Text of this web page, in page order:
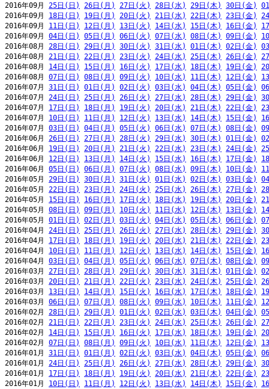
2016年09月 25日(日) 26日(月) 27日(火) 28日(水) 29日(木) 30日(金)
2016年09月 18日(日) 19日(月) 20日(火) 21日(水) 22日(木) 23日(金)
2016年09月 11日(日) 12日(月) 13日(火) 14日(水) 15日(木) 16日(金)
2016年09月 04日(日) 05日(月) 06日(火) 07日(水) 08日(木) 09日(金)
2016年08月 28日(日) 29日(月) 30日(火) 31日(水) 01日(木) 02日(金)
2016年08月 21日(日) 22日(月) 23日(火) 24日(水) 25日(木) 26日(金)
2016年08月 14日(日) 15日(月) 16日(火) 17日(水) 18日(木) 19日(金)
2016年08月 07日(日) 08日(月) 09日(火) 10日(水) 11日(木) 12日(金)
2016年07月 31日(日) 01日(月) 02日(火) 03日(水) 04日(木) 05日(金)
2016年07月 24日(日) 25日(月) 26日(火) 27日(水) 28日(木) 29日(金)
2016年07月 17日(日) 18日(月) 19日(火) 20日(水) 21日(木) 22日(金)
2016年07月 10日(日) 11日(月) 12日(火) 13日(水) 14日(木) 15日(金)
2016年07月 03日(日) 04日(月) 05日(火) 06日(水) 07日(木) 08日(金)
2016年06月 26日(日) 27日(月) 28日(火) 29日(水) 30日(木) 01日(金)
2016年06月 19日(日) 20日(月) 21日(火) 22日(水) 23日(木) 24日(金)
2016年06月 12日(日) 13日(月) 14日(火) 15日(水) 16日(木) 17日(金)
2016年06月 05日(日) 06日(月) 07日(火) 08日(水) 09日(木) 10日(金)
2016年05月 29日(日) 30日(月) 31日(火) 01日(水) 02日(木) 03日(金)
2016年05月 22日(日) 23日(月) 24日(火) 25日(水) 26日(木) 27日(金)
2016年05月 15日(日) 16日(月) 17日(火) 18日(水) 19日(木) 20日(金)
2016年05月 08日(日) 09日(月) 10日(火) 11日(水) 12日(木) 13日(金)
2016年05月 01日(日) 02日(月) 03日(火) 04日(水) 05日(木) 06日(金)
2016年04月 24日(日) 25日(月) 26日(火) 27日(水) 28日(木) 29日(金)
2016年04月 17日(日) 18日(月) 19日(火) 20日(水) 21日(木) 22日(金)
2016年04月 10日(日) 11日(月) 12日(火) 13日(水) 14日(木) 15日(金)
2016年04月 03日(日) 04日(月) 05日(火) 06日(水) 07日(木) 08日(金)
2016年03月 27日(日) 28日(月) 29日(火) 30日(水) 31日(木) 01日(金)
2016年03月 20日(日) 21日(月) 22日(火) 23日(水) 24日(木) 25日(金)
2016年03月 13日(日) 14日(月) 15日(火) 16日(水) 17日(木) 18日(金)
2016年03月 06日(日) 07日(月) 08日(火) 09日(水) 10日(木) 11日(金)
2016年02月 28日(日) 29日(月) 01日(火) 02日(水) 03日(木) 04日(金)
2016年02月 21日(日) 22日(月) 23日(火) 24日(水) 25日(木) 26日(金)
2016年02月 14日(日) 15日(月) 16日(火) 17日(水) 18日(木) 19日(金)
2016年02月 07日(日) 08日(月) 09日(火) 10日(水) 11日(木) 12日(金)
2016年01月 31日(日) 01日(月) 02日(火) 03日(水) 04日(木) 05日(金)
2016年01月 24日(日) 25日(月) 26日(火) 27日(水) 28日(木) 29日(金)
2016年01月 17日(日) 18日(月) 19日(火) 20日(水) 21日(木) 22日(金)
2016年01月 10日(日) 11日(月) 12日(火) 13日(水) 14日(木) 15日(金)